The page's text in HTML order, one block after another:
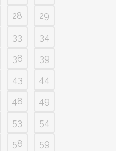
28
29
33
34
38
39
43
44
48
49
53
54
58
59